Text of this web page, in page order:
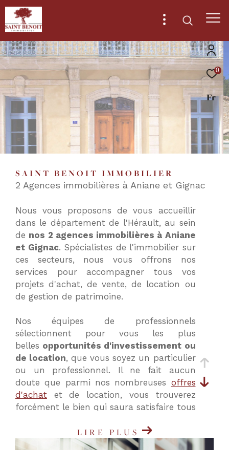
0
Fr
SAINT BENOIT IMMOBILIER
2 Agences immobilières à Aniane et Gignac
Nous vous proposons de vous accueillir
dans le département de l'Hérault, au sein
de nos 2 agences immobilières à Aniane
et Gignac. Spécialistes de l'immobilier sur
ces secteurs, nous vous offrons nos
services pour accompagner tous vos
projets d'achat, de vente, de location ou
de gestion de patrimoine.
Nos équipes de professionnels
sélectionnent pour vous les plus
belles opportunités d'investissement ou
de location, que vous soyez un particulier
ou un professionnel. Il ne fait aucun
doute que parmi nos nombreuses offres
d'achat et de location, vous trouverez
forcément le bien qui saura satisfaire tous
Nos agences immobilières à Aniane
LIRE PLUS
Effectuer
une
recherche
et
trouver
bien
qui
à
vos
critères
Type
d'offre
Location immobilier
professionnel
Type
bien
Type de bien